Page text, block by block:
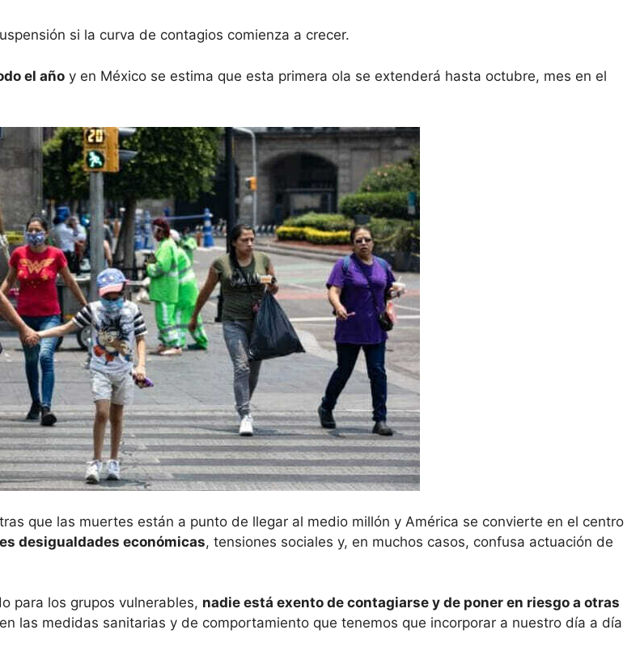
si la curva de contagios comienza a crecer.
el año y en México se estima que esta primera ola se extenderá hasta octubre, mes en el
que las muertes están a punto de llegar al medio millón y América se convierte en el centro
desigualdades económicas, tensiones sociales y, en muchos casos, confusa actuación de
para los grupos vulnerables, nadie está exento de contagiarse y de poner en riesgo a otras
las medidas sanitarias y de comportamiento que tenemos que incorporar a nuestro día a día